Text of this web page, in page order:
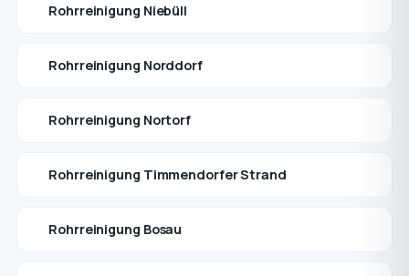
Rohrreinigung Niebüll
Rohrreinigung Norddorf
Rohrreinigung Nortorf
Rohrreinigung Timmendorfer Strand
Rohrreinigung Bosau